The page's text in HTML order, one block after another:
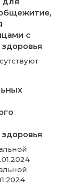
обучения
окно
для лиц с
с ОВЗ)